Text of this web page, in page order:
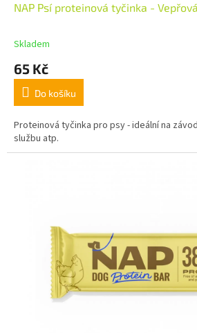
NAP Psí proteinová tyčinka -
Skladem
65 Kč
Do košíku
Proteinová tyčinka pro psy - ideální na
službu atp.